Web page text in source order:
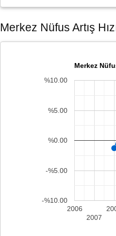
Merkez Nüfus Artış
Merkez
2006
2007
-%10.00
-%5.00
%0.00
%5.00
%10.00